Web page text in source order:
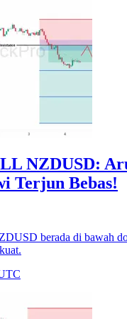
NZDUSD:
Terjun Bebas!
berada di bawah